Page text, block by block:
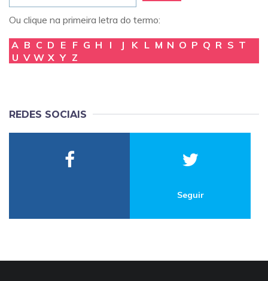
Ou clique na primeira letra do termo:
A B C D E F G H I J K L M N O P Q R S T
U V W X Y Z
REDES SOCIAIS
Seguir